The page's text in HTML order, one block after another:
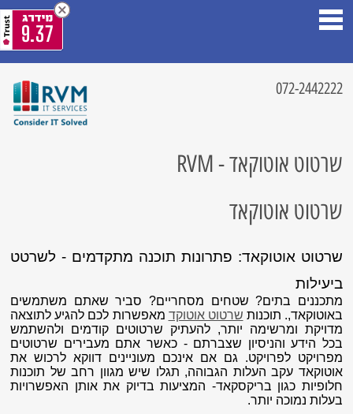
072-2442222
שרטוט אוטוקאד - RVM
שרטוט אוטוקאד
שרטוט אוטוקאד: פתרונות תוכנה מתקדמים - לשרטט
ביעילות
מתכננים בתים? שטחים מסחריים? סביר שאתם משתמשים
באוטוקאד,. תוכנות שרטוט אוטוקד מאפשרות לכם להגיע לתוצאה
מדויקת ומרשימה יותר, להעתיק שרטוטים קודמים ולהשתמש
בכל הידע והניסיון שצברתם - כאשר אתם מעבירים שרטוטים
מפרויקט לפרויקט. גם אם אינכם מעוניינים דווקא לרכוש את
אוטוקאד עקב העלות הגבוהה, תגלו שיש מגוון רחב של תוכנות
חלופיות כגון בריקסקאד- המציעות בדיוק את אותן האפשרויות
בעלות נמוכה יותר.
9.37